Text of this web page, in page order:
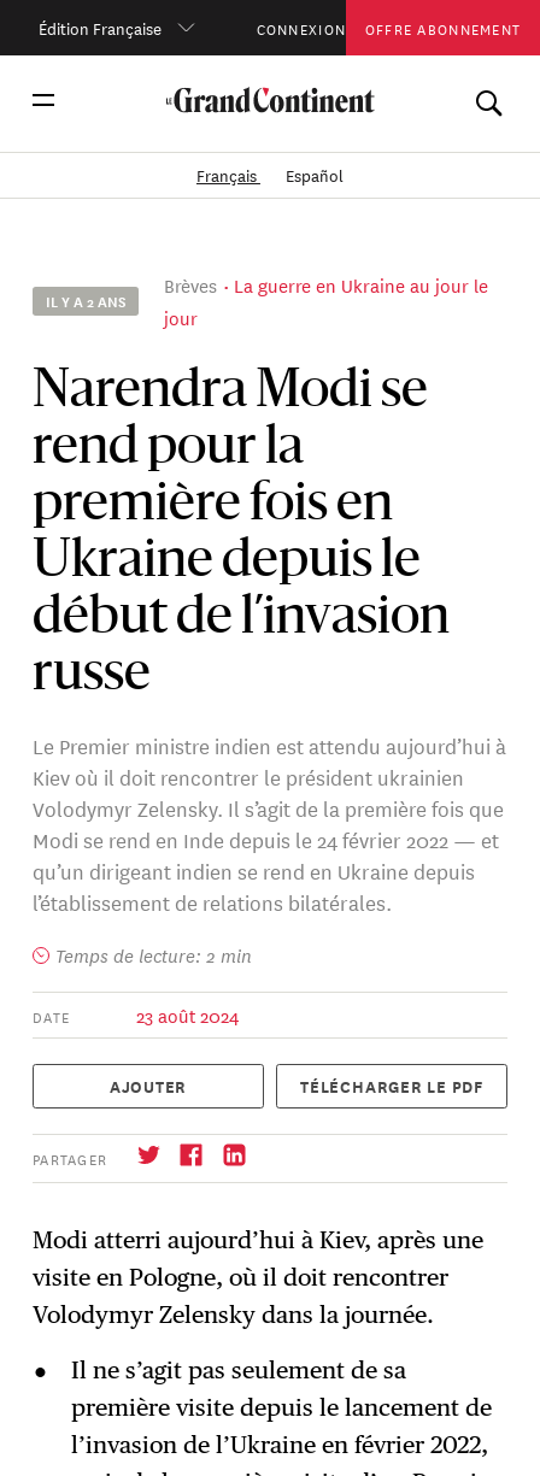
Édition Française CONNEXION OFFRE ABONNEMENT
Français Español
IL Y A 2 ANS
Brèves
La guerre en Ukraine au jour le
jour
Narendra Modi se
rend pour la
première fois en
Ukraine depuis le
début de l’invasion
russe
Le Premier ministre indien est attendu aujourd’hui à
Kiev où il doit rencontrer le président ukrainien
Volodymyr Zelensky. Il s’agit de la première fois que
Modi se rend en Inde depuis le 24 février 2022 — et
qu’un dirigeant indien se rend en Ukraine depuis
l’établissement de relations bilatérales.
Temps de lecture: 2 min
DATE 23 août 2024
AJOUTER TÉLÉCHARGER LE PDF
PARTAGER
→ S'abonner
Modi atterri aujourd’hui à Kiev, après une
visite en Pologne, où il doit rencontrer
Volodymyr Zelensky dans la journée.
Il ne s’agit pas seulement de sa
première visite depuis le lancement de
l’invasion de l’Ukraine en février 2022,